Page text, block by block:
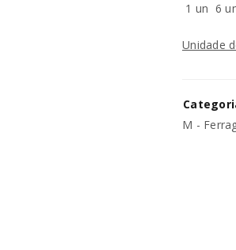
Os seus dados pessoais serão
experiência por toda a loja, para
1 un 6
Unidade
M -